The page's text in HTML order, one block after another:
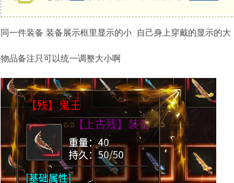
同一件装备 装备展示框里显示的小 自己身上穿戴的显示的大
物品备注只可以统一调整大小啊